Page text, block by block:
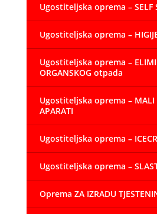
Ugostiteljska oprema – SELF
Ugostiteljska oprema –
Ugostiteljska oprema –
ORGANSKOG otpada
Ugostiteljska oprema – MALI
APARATI
Ugostiteljska oprema –
Ugostiteljska oprema –
Oprema ZA IZRADU